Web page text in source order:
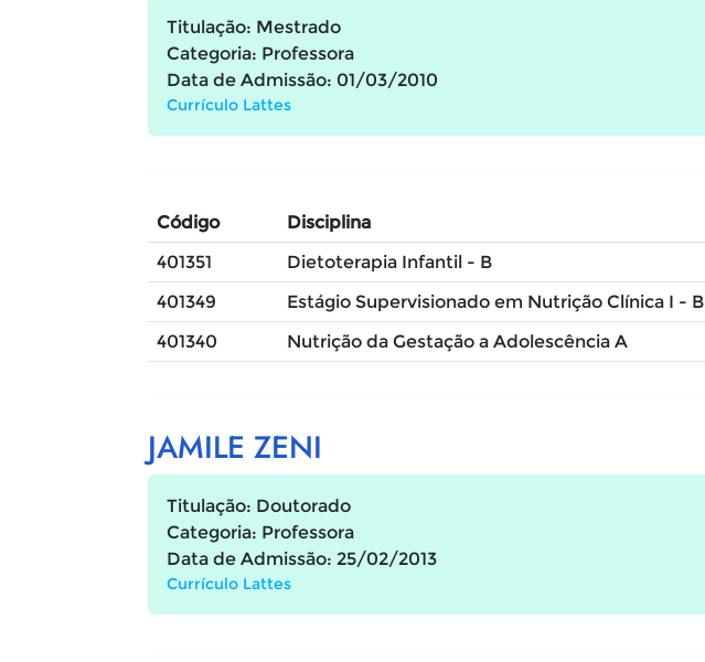
Titulação: Mestrado
Categoria: Professora
Data de Admissão: 01/03/2010
Currículo Lattes
Código Disciplina
401351
Dietoterapia Infantil - B
401349
Estágio Supervisionado em Nutrição Clínica I - B
401340
Nutrição da Gestação a Adolescência A
JAMILE ZENI
Titulação: Doutorado
Categoria: Professora
Data de Admissão: 25/02/2013
Currículo Lattes